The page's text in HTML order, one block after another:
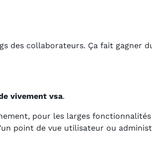
des collaborateurs. Ça fait gagner
vivement vsa.
pour les larges
point de vue utilisateur ou